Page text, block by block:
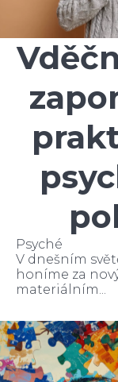
Psyché
V dnešním
honíme za
materiálním...